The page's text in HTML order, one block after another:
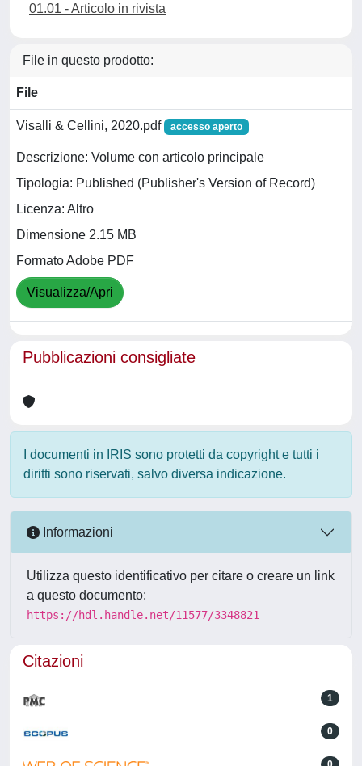
01.01 - Articolo in rivista
File in questo prodotto:
File
Visalli & Cellini, 2020.pdf accesso aperto
Descrizione: Volume con articolo principale
Tipologia: Published (Publisher's Version of Record)
Licenza: Altro
Dimensione 2.15 MB
Formato Adobe PDF
Visualizza/Apri
Pubblicazioni consigliate
I documenti in IRIS sono protetti da copyright e tutti i
diritti sono riservati, salvo diversa indicazione.
Informazioni
Utilizza questo identificativo per citare o creare un link
a questo documento:
https://hdl.handle.net/11577/3348821
Citazioni
1
0